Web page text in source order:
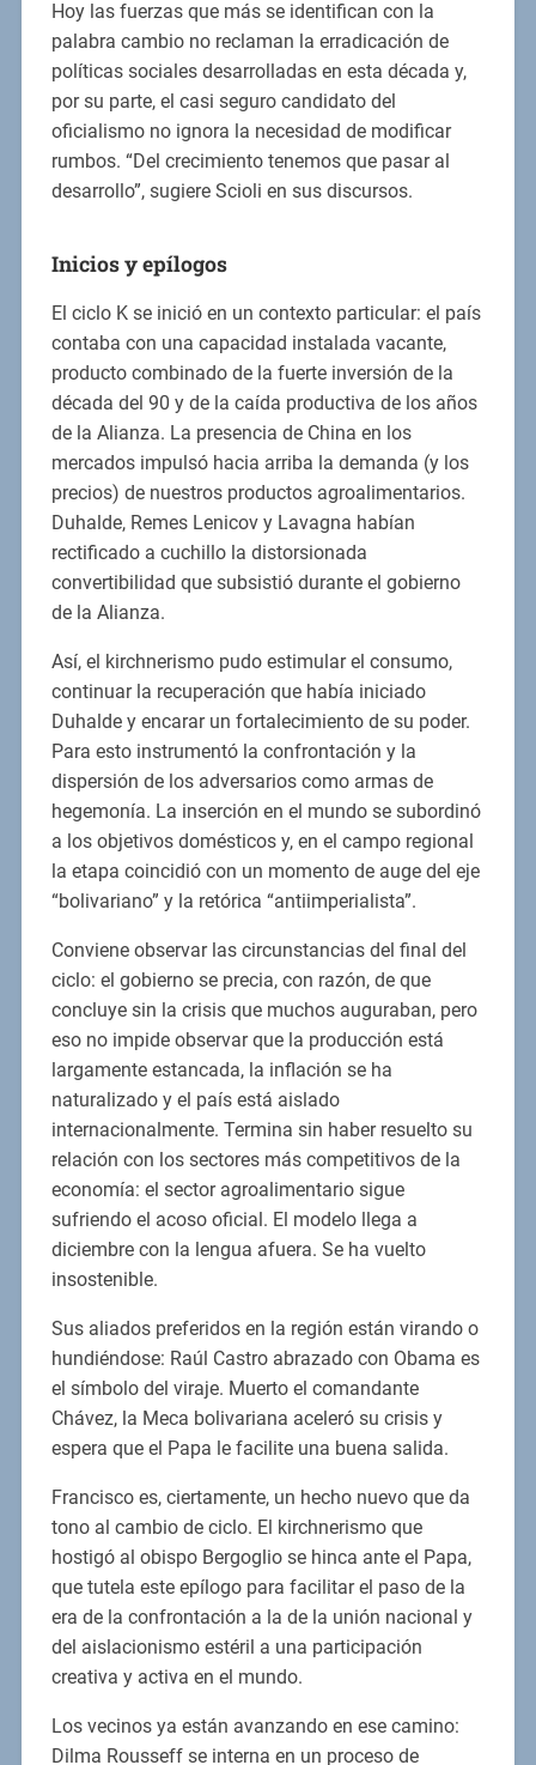
Hoy las fuerzas que más se identifican con la
palabra cambio no reclaman la erradicación de
políticas sociales desarrolladas en esta década y,
por su parte, el casi seguro candidato del
oficialismo no ignora la necesidad de modificar
rumbos. “Del crecimiento tenemos que pasar al
desarrollo”, sugiere Scioli en sus discursos.
Inicios y epílogos
El ciclo K se inició en un contexto particular: el país
contaba con una capacidad instalada vacante,
producto combinado de la fuerte inversión de la
década del 90 y de la caída productiva de los años
de la Alianza. La presencia de China en los
mercados impulsó hacia arriba la demanda (y los
precios) de nuestros productos agroalimentarios.
Duhalde, Remes Lenicov y Lavagna habían
rectificado a cuchillo la distorsionada
convertibilidad que subsistió durante el gobierno
de la Alianza.
Así, el kirchnerismo pudo estimular el consumo,
continuar la recuperación que había iniciado
Duhalde y encarar un fortalecimiento de su poder.
Para esto instrumentó la confrontación y la
dispersión de los adversarios como armas de
hegemonía. La inserción en el mundo se subordinó
a los objetivos domésticos y, en el campo regional
la etapa coincidió con un momento de auge del eje
“bolivariano” y la retórica “antiimperialista”.
Conviene observar las circunstancias del final del
ciclo: el gobierno se precia, con razón, de que
concluye sin la crisis que muchos auguraban, pero
eso no impide observar que la producción está
largamente estancada, la inflación se ha
naturalizado y el país está aislado
internacionalmente. Termina sin haber resuelto su
relación con los sectores más competitivos de la
economía: el sector agroalimentario sigue
sufriendo el acoso oficial. El modelo llega a
diciembre con la lengua afuera. Se ha vuelto
insostenible.
Sus aliados preferidos en la región están virando o
hundiéndose: Raúl Castro abrazado con Obama es
el símbolo del viraje. Muerto el comandante
Chávez, la Meca bolivariana aceleró su crisis y
espera que el Papa le facilite una buena salida.
Francisco es, ciertamente, un hecho nuevo que da
tono al cambio de ciclo. El kirchnerismo que
hostigó al obispo Bergoglio se hinca ante el Papa,
que tutela este epílogo para facilitar el paso de la
era de la confrontación a la de la unión nacional y
del aislacionismo estéril a una participación
creativa y activa en el mundo.
Los vecinos ya están avanzando en ese camino:
Dilma Rousseff se interna en un proceso de